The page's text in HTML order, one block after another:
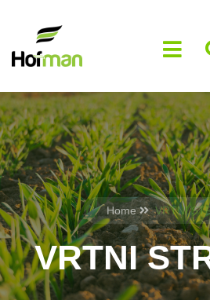
Home VRTNI
VRTNI